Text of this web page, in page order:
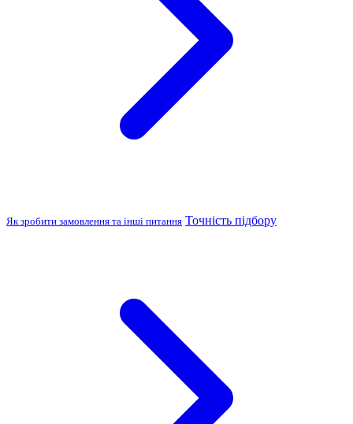
Як зробити замовлення та інші питання Точність підбору